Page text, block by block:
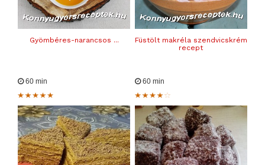
Gyömbéres-narancsos ...
Füstölt makréla szendvicskrém
recept
60 min 60 min